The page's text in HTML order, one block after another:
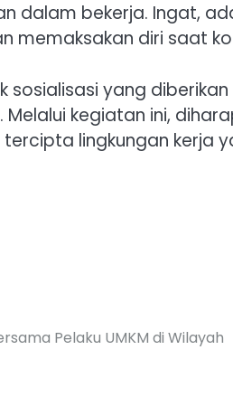
dalam bekerja. Ingat,
memaksakan diri saat
sosialisasi yang
kegiatan ini,
lingkungan kerja
Pelaku UMKM di Wilayah